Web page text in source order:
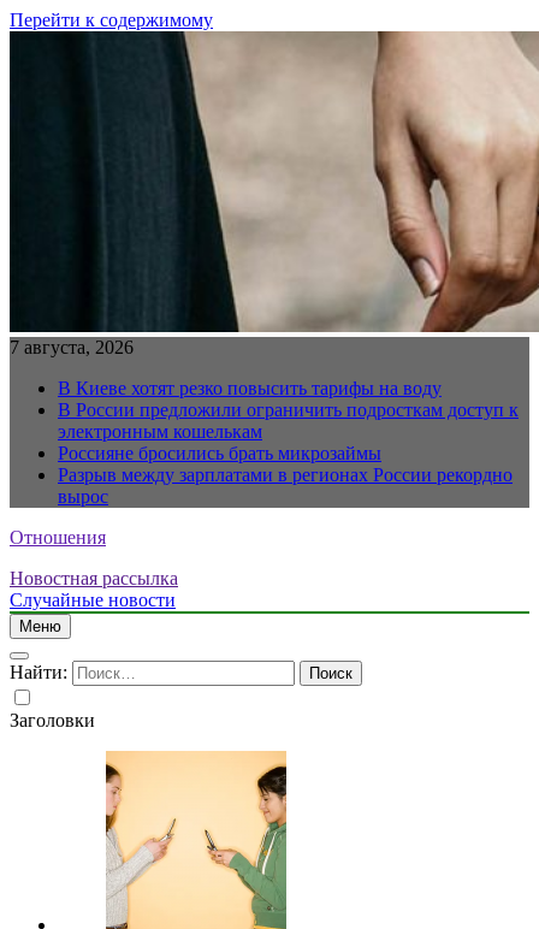
Перейти к содержимому
7 августа, 2026
В Киеве хотят резко повысить тарифы на воду
В России предложили ограничить подросткам доступ к
электронным кошелькам
Россияне бросились брать микрозаймы
Разрыв между зарплатами в регионах России рекордно
вырос
Отношения
Новостная рассылка
Случайные новости
Меню
Найти:
Заголовки